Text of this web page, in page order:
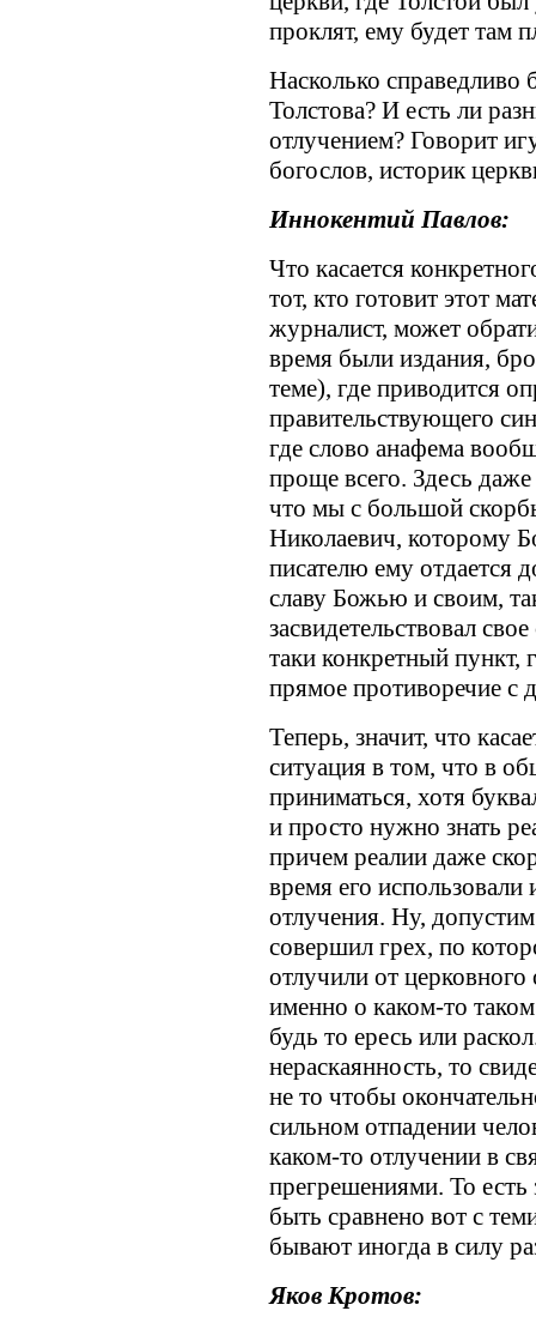
проклят, ему будет там
Насколько справедливо
Толстова? И есть ли
отлучением? Говорит
богослов, историк
Иннокентий Павлов:
Что касается
тот, кто готовит этот
журналист, может
время были издания,
теме), где приводится
правительствующего
где слово анафема
проще всего. Здесь даже
что мы с большой
Николаевич, которому
писателю ему отдается
славу Божью и своим,
засвидетельствовал
таки конкретный пункт,
прямое противоречие с
Теперь, значит, что
ситуация в том, что в
приниматься, хотя
и просто нужно знать
причем реалии даже
время его
отлучения. Ну,
совершил грех, по
отлучили от
именно о каком-то
будь то ересь или
нераскаянность, то
не то чтобы
сильном отпадении
каком-то отлучении в
прегрешениями. То есть
быть сравнено вот с
бывают иногда в силу
Яков Кротов: